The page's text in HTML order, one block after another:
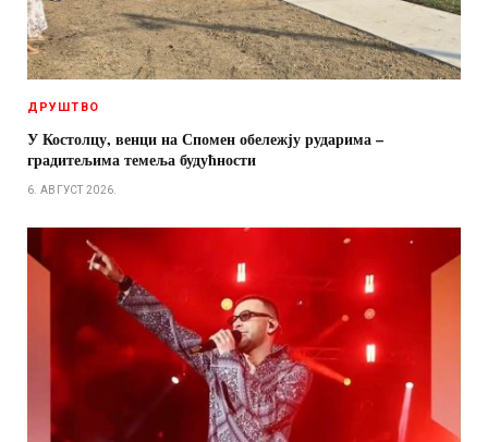
ДРУШТВО
У Костолцу, венци на Спомен обележју рударима –
градитељима темеља будућности
6. АВГУСТ 2026.